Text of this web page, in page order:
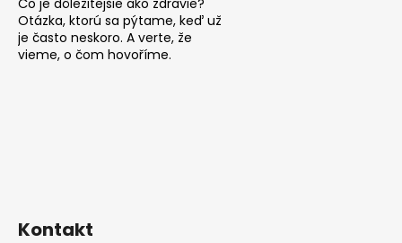
Otázka, ktorú sa pýtame, keď už
je často neskoro. A verte, že
vieme, o čom hovoříme.
Kontakt